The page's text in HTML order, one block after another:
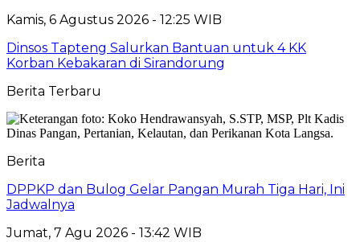
Kamis, 6 Agustus 2026 - 12:25 WIB
Dinsos Tapteng Salurkan Bantuan untuk 4 KK
Korban Kebakaran di Sirandorung
Berita Terbaru
Berita
DPPKP dan Bulog Gelar Pangan Murah Tiga Hari, Ini
Jadwalnya
Jumat, 7 Agu 2026 - 13:42 WIB